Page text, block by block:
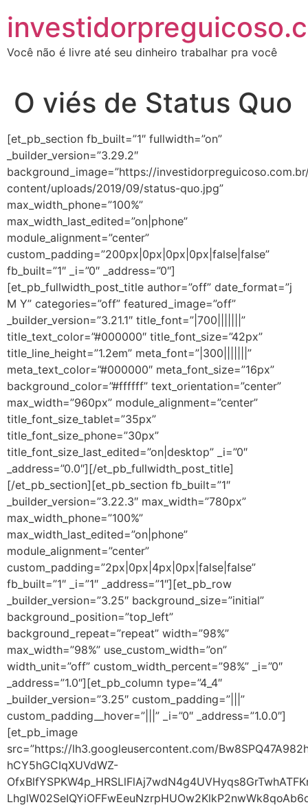
Você não é livre até seu dinheiro trabalhar pra você
O viés de Status Quo
[et_pb_section fb_built=”1″ fullwidth=”on”
_builder_version=”3.29.2″
background_image=”https://
content/uploads/2019/09/status-quo.jpg”
max_width_phone=”100%”
max_width_last_edited=”on|phone”
module_alignment=”center”
custom_padding=”200px|0px|0px|0px|false|false”
fb_built=”1″ _i=”0″ _address=”0″]
[et_pb_fullwidth_post_title author=”off” date_format=”j
M Y” categories=”off” featured_image=”off”
_builder_version=”3.21.1″ title_font=”|700|||||||”
title_text_color=”#000000″ title_font_size=”42px”
title_line_height=”1.2em” meta_font=”|300|||||||”
meta_text_color=”#000000″ meta_font_size=”16px”
background_color=”#ffffff” text_orientation=”center”
max_width=”960px” module_alignment=”center”
title_font_size_tablet=”35px”
title_font_size_phone=”30px”
title_font_size_last_edited=”on|desktop” _i=”0″
_address=”0.0″][/et_pb_fullwidth_post_title]
[/et_pb_section][et_pb_section fb_built=”1″
_builder_version=”3.22.3″ max_width=”780px”
max_width_phone=”100%”
max_width_last_edited=”on|phone”
module_alignment=”center”
custom_padding=”2px|0px|4px|0px|false|false”
fb_built=”1″ _i=”1″ _address=”1″][et_pb_row
_builder_version=”3.25″ background_size=”initial”
background_position=”top_left”
background_repeat=”repeat” width=”98%”
max_width=”98%” use_custom_width=”on”
width_unit=”off” custom_width_percent=”98%” _i=”0″
_address=”1.0″][et_pb_column type=”4_4″
_builder_version=”3.25″ custom_padding=”|||”
custom_padding__hover=”|||” _i=”0″ _address=”1.0.0″]
[et_pb_image
src=”https://lh3.googleusercontent.com/
hCY5hGCIqXUVdWZ-